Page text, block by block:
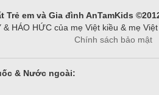
em và Gia đình AnTamKids
HÁO HỨC của mẹ Việt kiều & mẹ
Chính sách bảo mật
& Nước ngoài: